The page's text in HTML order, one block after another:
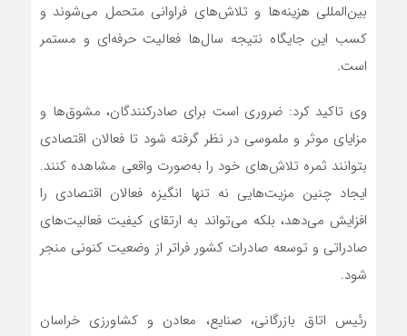
بین‌المللی هزینه‌ها و تلاش‌های فراوانی متحمل می‌شوند و
کسب این جایگاه نتیجه سال‌ها فعالیت حرفه‌ای و مستمر
است.
وی تاکید کرد: ضروری است برای صادرکنندگان، مشوق‌ها و
مزایای موثر و ملموسی در نظر گرفته شود تا فعالان اقتصادی
بتوانند ثمره تلاش‌های خود را به‌صورت واقعی مشاهده کنند.
ایجاد چنین مزیت‌هایی نه تنها انگیزه فعالان اقتصادی را
افزایش می‌دهد، بلکه می‌تواند به ارتقای کیفیت فعالیت‌های
صادراتی و توسعه صادرات کشور فراتر از وضعیت کنونی منجر
شود.
رئیس اتاق بازرگانی، صنایع، معادن و کشاورزی خراسان